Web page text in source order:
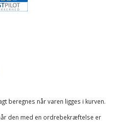
beregnes når varen ligges i kurven.
den med en ordrebekræftelse er